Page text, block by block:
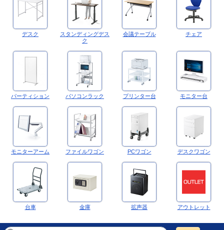
デスク
スタンディングデス
ク
会議テーブル チェア
パーティション パソコンラック プリンター台 モニター台
モニターアーム ファイルワゴン PCワゴン デスクワゴン
台車 金庫 拡声器 アウトレット